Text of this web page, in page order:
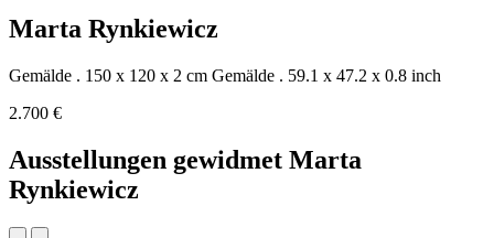
Marta Rynkiewicz
Gemälde . 150 x 120 x 2 cm Gemälde . 59.1 x 47.2 x 0.8 inch
2.700 €
Ausstellungen gewidmet Marta
Rynkiewicz